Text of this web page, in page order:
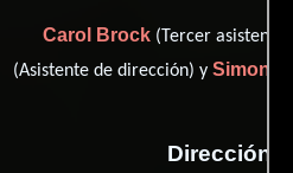
Carol Brock(Tercer asistente
(Asistente de dirección) y Simon
Dirección